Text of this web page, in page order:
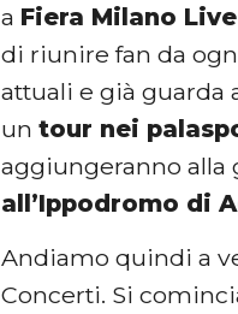
a Fiera Milano Live
di riunire fan da
attuali e già guarda
untour nei
aggiungeranno alla
all’Ippodromo di
Andiamo quindi a
Concerti. Si